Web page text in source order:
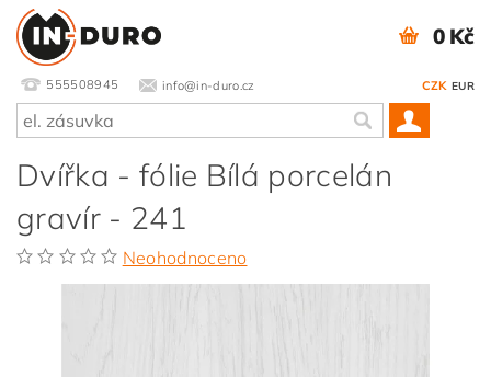
555508945 info@in-duro.cz CZK EUR
0 Kč
Dvířka - fólie Bílá porcelán
gravír - 241
Neohodnoceno